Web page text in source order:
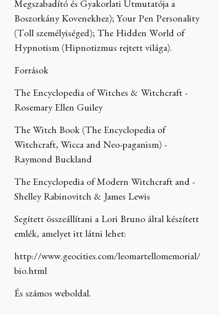
Megszabadító és Gyakorlati Útmutatója a
Boszorkány Kovenekhez); Your Pen Personality
(Toll személyiséged); The Hidden World of
Hypnotism (Hipnotizmus rejtett világa).
Források
The Encyclopedia of Witches & Witchcraft -
Rosemary Ellen Guiley
The Witch Book (The Encyclopedia of
Witchcraft, Wicca and Neo-paganism) -
Raymond Buckland
The Encyclopedia of Modern Witchcraft and -
Shelley Rabinovitch & James Lewis
Segített összeállítani a Lori Bruno által készített
emlék, amelyet itt látni lehet:
http://www.geocities.com/leomartellomemorial/
bio.html
És számos weboldal.